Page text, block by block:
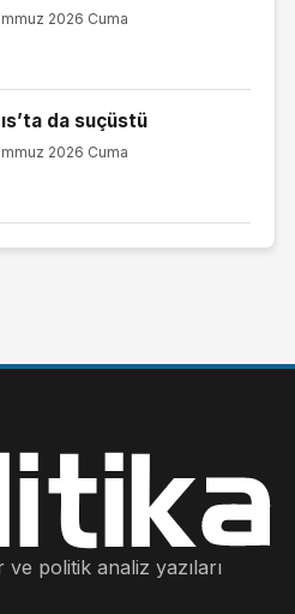
2026 Cuma
da suçüstü
2026 Cuma
politik analiz yazıları